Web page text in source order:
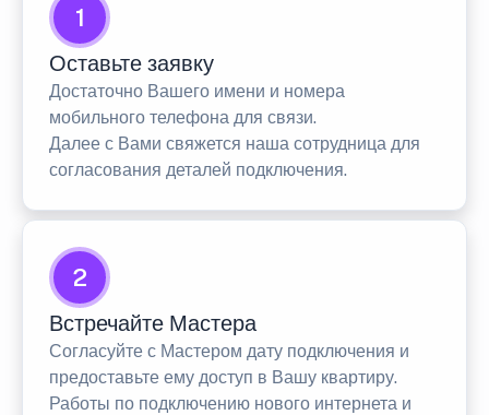
1
Оставьте заявку
Достаточно Вашего имени и номера
мобильного телефона для связи.
Далее с Вами свяжется наша сотрудница для
согласования деталей подключения.
2
Встречайте Мастера
Согласуйте с Мастером дату подключения и
предоставьте ему доступ в Вашу квартиру.
Работы по подключению нового интернета и